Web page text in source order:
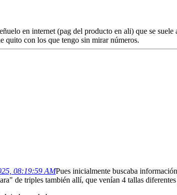
en internet (pag del producto en ali) que se
quito con los que tengo sin mirar números.
08:19:59 AMPues inicialmente buscaba
de triples también allí, que venían 4 tallas